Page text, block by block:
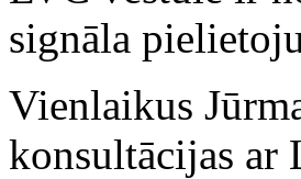
signāla
Vienlaikus
konsultācijas ar